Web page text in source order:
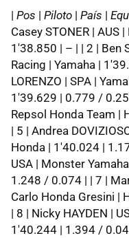
| Pos | Piloto | País |
Casey STONER | AUS
1'38.850 | – | | 2 | Ben
Racing | Yamaha |
LORENZO | SPA |
1'39.629 | 0.779 /
Repsol Honda Team |
| 5 | Andrea
Honda | 1'40.024 |
USA | Monster
1.248 / 0.074 | | 7 |
Carlo Honda Gresini |
| 8 | Nicky HAYDEN |
1'40.244 | 1.394 /